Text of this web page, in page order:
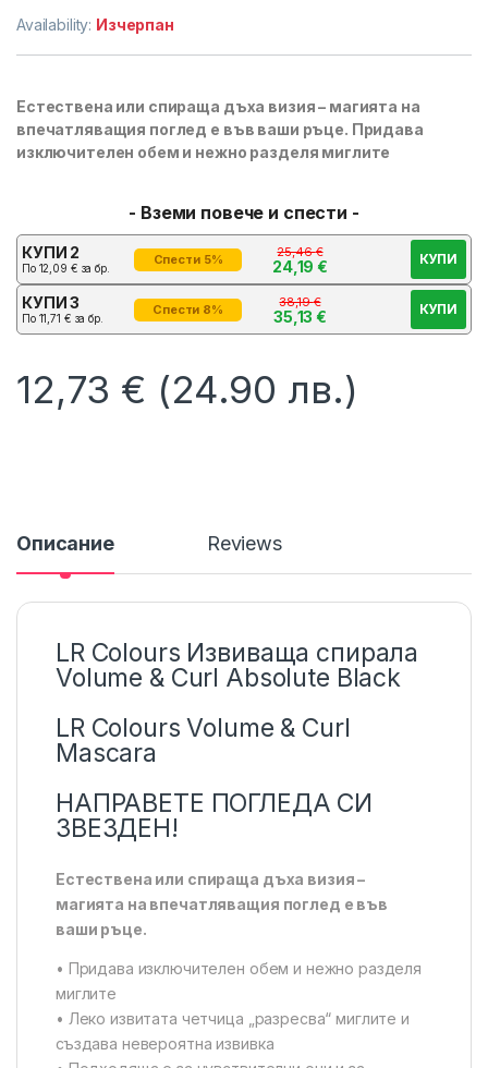
Availability: Изчерпан
Естествена или спираща дъха визия – магията на
впечатляващия поглед е във ваши ръце. Придава
изключителен обем и нежно разделя миглите
- Вземи повече и спести -
КУПИ 2
По 12,09 € за бр.
Спести 5% 25,46€
24,19€ КУПИ
КУПИ 3
По 11,71 € за бр.
Спести 8% 38,19€
35,13€ КУПИ
12,73 € (24.90 лв.)
Описание Reviews
LR Colours Извиваща спирала
Volume & Curl Absolute Black
LR Colours Volume & Curl
Mascara
НАПРАВЕТЕ ПОГЛЕДА СИ
ЗВЕЗДЕН!
Естествена или спираща дъха визия –
магията на впечатляващия поглед е във
ваши ръце.
• Придава изключителен обем и нежно разделя
миглите
• Леко извитата четчица „разресва“ миглите и
създава невероятна извивка